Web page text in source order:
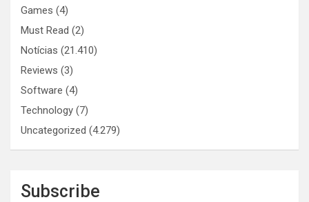
Games (4)
Must Read (2)
Notícias (21.410)
Reviews (3)
Software (4)
Technology (7)
Uncategorized (4.279)
Subscribe